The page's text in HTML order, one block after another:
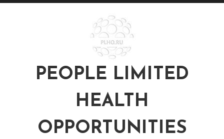
Перейти
PEOPLE LIMITED
HEALTH
OPPORTUNITIES